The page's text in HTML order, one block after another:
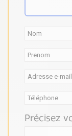
Précisez